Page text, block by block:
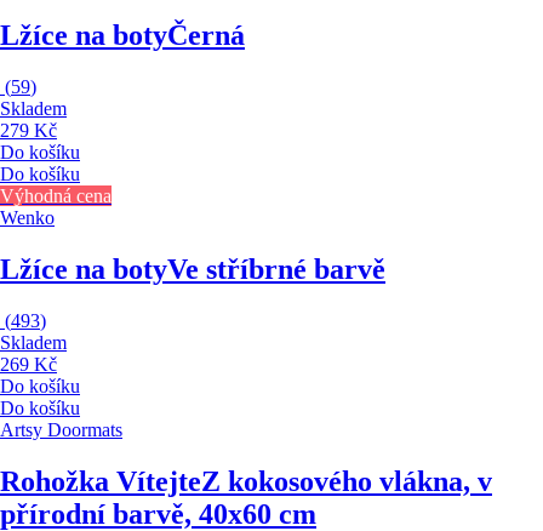
Lžíce na botyČerná
(59)
Skladem
279 Kč
Do košíku
Do košíku
Výhodná cena
Wenko
Lžíce na botyVe stříbrné barvě
(493)
Skladem
269 Kč
Do košíku
Do košíku
Artsy Doormats
Rohožka VítejteZ kokosového vlákna, v
přírodní barvě, 40x60 cm